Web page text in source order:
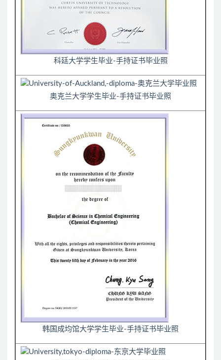
科廷大学学生毕业-手持证书毕业照
奥克兰大学学生毕业-手持证书毕业照
韩国成均馆大学学生毕业-手持证书毕业照